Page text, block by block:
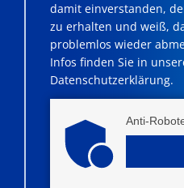
damit einverstanden,
zu erhalten und weiß,
problemlos wieder
Infos finden Sie in
Datenschutzerklärung.
Anti-